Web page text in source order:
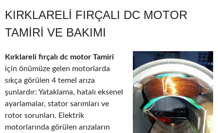
KIRKLARELI FIRÇALI DC MOTOR
TAMIRI VE BAKIMI
Kırklareli fırçalı dc motor Tamiri
için önümüze gelen motorlarda
sıkça görülen 4 temel arıza
şunlardır: Yataklama, hatalı eksenel
ayarlamalar, stator sarımları ve
rotor sorunları. Elektrik
motorlarında görülen arızaların